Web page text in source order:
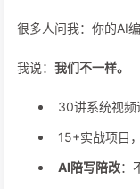
很多人问我：你的AI
我说： 我们不一样。
30讲系统视频
15+实战项目
AI陪写陪改：